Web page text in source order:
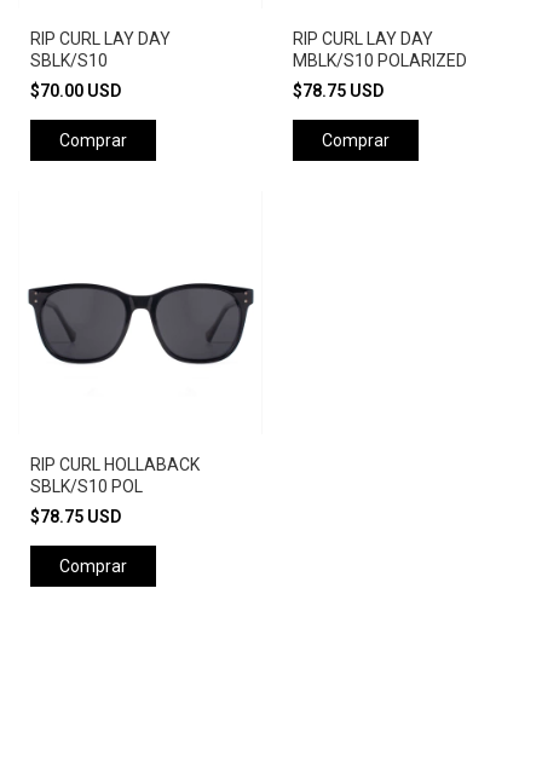
RIP CURL LAY DAY
SBLK/S10
$70.00 USD
Comprar
RIP CURL LAY DAY
MBLK/S10 POLARIZED
$78.75 USD
Comprar
RIP CURL HOLLABACK
SBLK/S10 POL
$78.75 USD
Comprar